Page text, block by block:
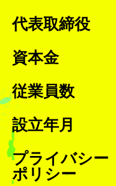
代表取締役
資本金
従業員数
設立年月
プライバシー
ポリシー